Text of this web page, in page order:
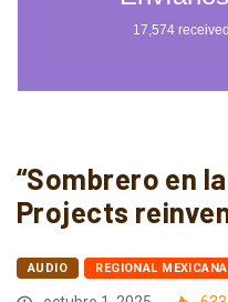
“Sombrero en
Projects
AUDIO REGIONAL MEXICANA